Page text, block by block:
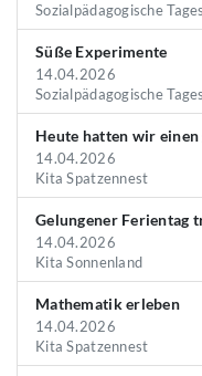
Sozialpädagogische
Süße Experimente
14.04.2026
Sozialpädagogische
Heute hatten wir einen
14.04.2026
Kita Spatzennest
Gelungener Ferientag
14.04.2026
Kita Sonnenland
Mathematik erleben
14.04.2026
Kita Spatzennest